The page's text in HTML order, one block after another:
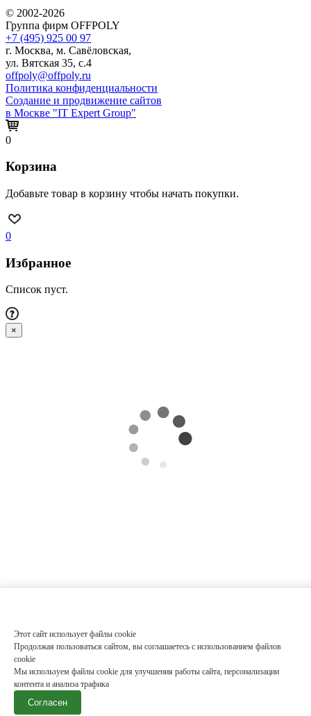
© 2002-2026
Группа фирм OFFPOLY
+7 (495) 925 00 97
г. Москва, м. Савёловская,
ул. Вятская 35, с.4
offpoly@offpoly.ru
Политика конфиденциальности
Создание и продвижение сайтов
в Москве "IT Expert Group"
Этот сайт использует файлы cookie
Продолжая пользоваться сайтом, вы соглашаетесь с использованием файлов
cookie
Мы используем файлы cookie для улучшения работы сайта, персонализации
контента и анализа трафика
Согласен
0
Корзина
Добавьте товар в корзину чтобы начать покупки.
0
Избранное
Список пуст.
×